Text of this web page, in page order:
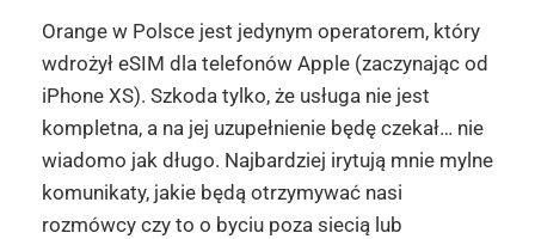
Orange w Polsce jest jedynym operatorem, który
wdrożył eSIM dla telefonów Apple (zaczynając od
iPhone XS). Szkoda tylko, że usługa nie jest
kompletna, a na jej uzupełnienie będę czekał… nie
wiadomo jak długo. Najbardziej irytują mnie mylne
komunikaty, jakie będą otrzymywać nasi
rozmówcy czy to o byciu poza siecią lub